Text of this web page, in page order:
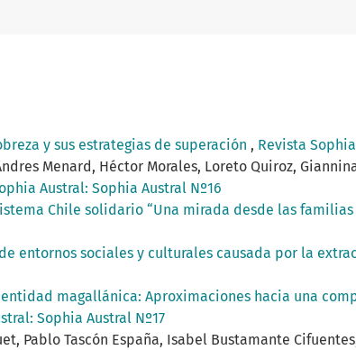
y sus estrategias de superación , Revista
Menard, Héctor Morales, Loreto Quiroz,
Austral: Sophia Austral Nº16
Chile solidario “Una mirada desde las
entornos sociales y culturales causada por la
magallánica: Aproximaciones hacia una
Sophia Austral Nº17
Pablo Tascón España, Isabel Bustamante